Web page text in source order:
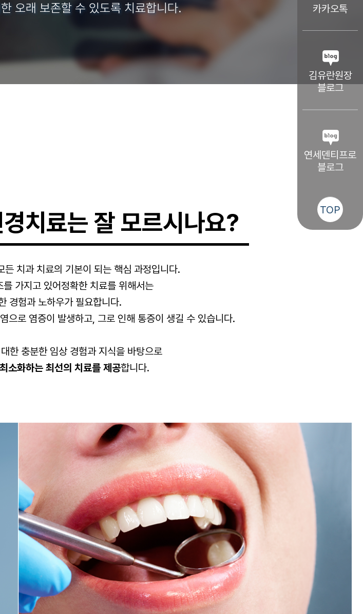
오래 보존할 수 있도록 치료합니다.
치료는 잘 모르시나요?
치과 치료의 기본이 되는 핵심 과정입니다.
가지고 있어정확한 치료를 위해서는
경험과 노하우가 필요합니다.
으로 염증이 발생하고, 그로 인해 통증이 생길 수 있습니다.
한 충분한 임상 경험과 지식을 바탕으로
소화하는 최선의 치료를 제공합니다.
카카오톡
김유란원장
블로그
연세덴티프로
블로그
TOP